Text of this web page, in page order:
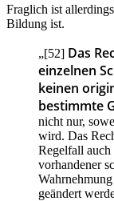
Fraglich ist
Bildung ist.
„[52] Das
einzelnen
keinen
bestimmte
nicht nur,
wird. Das
Regelfall
vorhandener
geändert